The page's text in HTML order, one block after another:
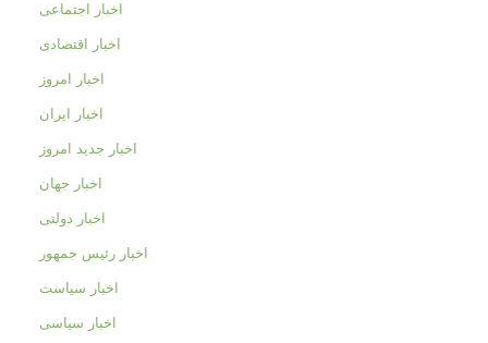
اخبار اجتماعی
اخبار اقتصادی
اخبار امروز
اخبار ایران
اخبار جدید امروز
اخبار جهان
اخبار دولتی
اخبار رئیس جمهور
اخبار سیاست
اخبار سیاسی